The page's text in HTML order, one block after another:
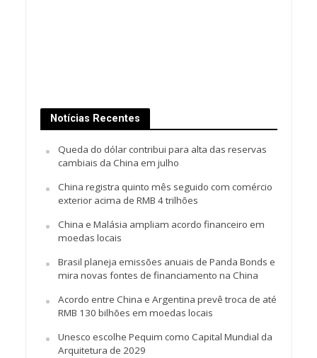
Notícias Recentes
Queda do dólar contribui para alta das reservas
cambiais da China em julho
China registra quinto mês seguido com comércio
exterior acima de RMB 4 trilhões
China e Malásia ampliam acordo financeiro em
moedas locais
Brasil planeja emissões anuais de Panda Bonds e
mira novas fontes de financiamento na China
Acordo entre China e Argentina prevê troca de até
RMB 130 bilhões em moedas locais
Unesco escolhe Pequim como Capital Mundial da
Arquitetura de 2029